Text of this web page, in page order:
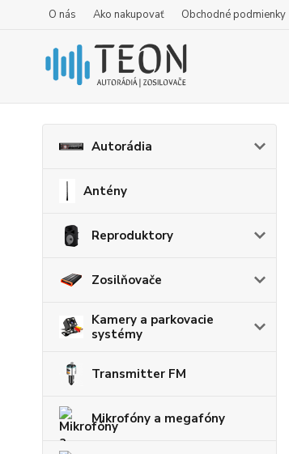
O nás Ako nakupovať Obchodné podmienky
Autorádia
Antény
Reproduktory
Zosilňovače
Kamery a parkovacie
systémy
Transmitter FM
Mikrofóny a megafóny